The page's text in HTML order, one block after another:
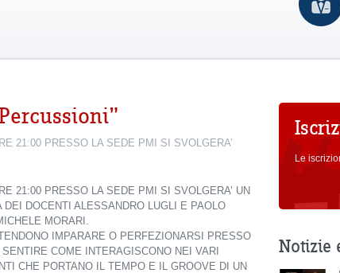
21:00 PRESSO LA SEDE PMI SI SVOLGERA’
21:00 PRESSO LA SEDE PMI SI SVOLGERA’ UN
DEI DOCENTI ALESSANDRO LUGLI E PAOLO
MORARI.
IMPARARE O PERFEZIONARSI PRESSO
COME INTERAGISCONO NEI VARI
CHE PORTANO IL TEMPO E IL GROOVE DI UN
Le
Notizie